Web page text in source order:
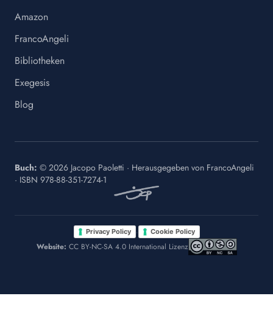
Amazon
FrancoAngeli
Bibliotheken
Exegesis
Blog
Buch: © 2026 Jacopo Paoletti · Herausgegeben von FrancoAngeli
· ISBN 978-88-351-7274-1
Privacy Policy · Cookie Policy
Website: CC BY-NC-SA 4.0 International Lizenz